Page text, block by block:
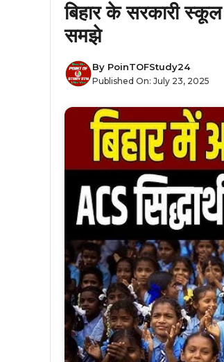
बिहार के सरकारी
समझे
By PoinTOFStudy24
Published On: July 23, 2025